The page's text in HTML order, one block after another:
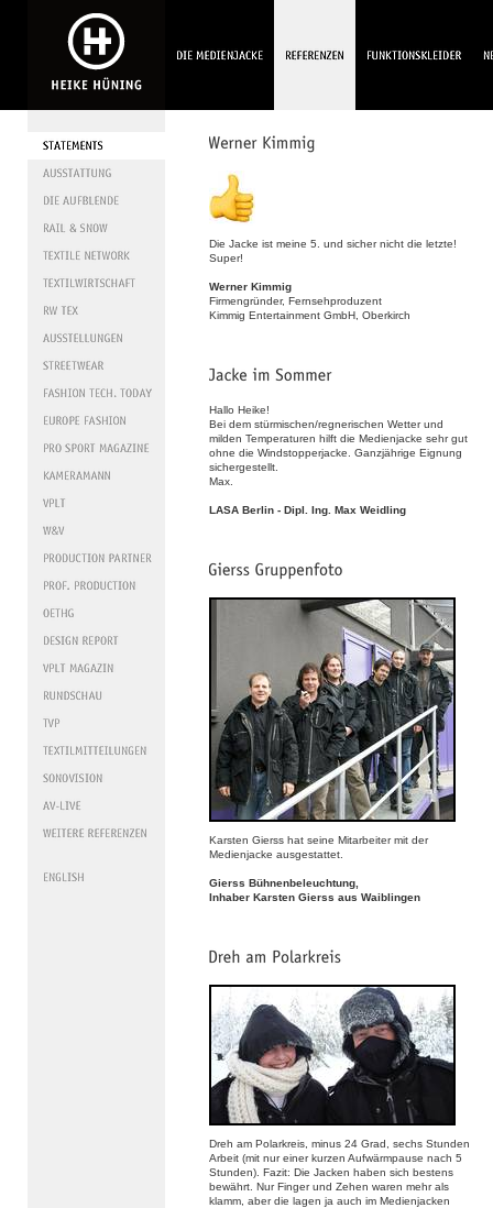
Die Jacke ist meine 5. und sicher nicht die letzte!
Super!
Werner Kimmig
Firmengründer, Fernsehproduzent
Kimmig Entertainment GmbH, Oberkirch
Hallo Heike!
Bei dem stürmischen/regnerischen Wetter und
milden Temperaturen hilft die Medienjacke sehr gut
ohne die Windstopperjacke. Ganzjährige Eignung
sichergestellt.
Max.
LASA Berlin - Dipl. Ing. Max Weidling
Karsten Gierss hat seine Mitarbeiter mit der
Medienjacke ausgestattet.
Gierss Bühnenbeleuchtung,
Inhaber Karsten Gierss aus Waiblingen
Dreh am Polarkreis, minus 24 Grad, sechs Stunden
Arbeit (mit nur einer kurzen Aufwärmpause nach 5
Stunden). Fazit: Die Jacken haben sich bestens
bewährt. Nur Finger und Zehen waren mehr als
klamm, aber die lagen ja auch im Medienjacken